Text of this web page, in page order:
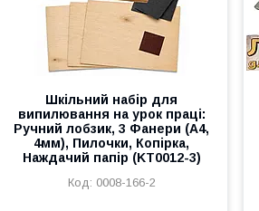
Шкільний набір для
випилювання на урок праці:
Ручний лобзик, 3 Фанери (А4,
4мм), Пилочки, Копірка,
Наждачий папір (KT0012-3)
0008-166-2